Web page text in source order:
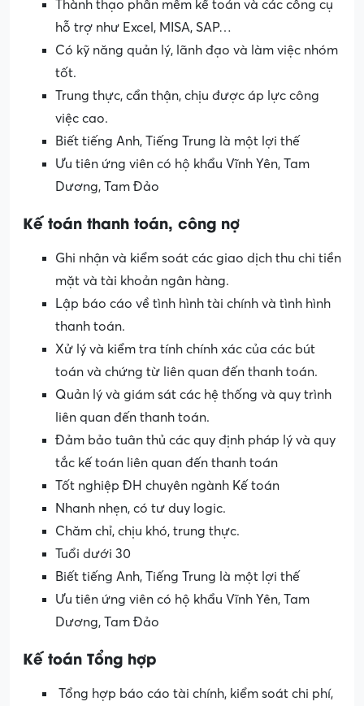
Thành thạo phần mềm kế toán và các công cụ
hỗ trợ như Excel, MISA, SAP…
Có kỹ năng quản lý, lãnh đạo và làm việc nhóm
tốt.
Trung thực, cẩn thận, chịu được áp lực công
việc cao.
Biết tiếng Anh, Tiếng Trung là một lợi thế
Ưu tiên ứng viên có hộ khẩu Vĩnh Yên, Tam
Dương, Tam Đảo
Kế toán thanh toán, công nợ
Ghi nhận và kiểm soát các giao dịch thu chi tiền
mặt và tài khoản ngân hàng.
Lập báo cáo về tình hình tài chính và tình hình
thanh toán.
Xử lý và kiểm tra tính chính xác của các bút
toán và chứng từ liên quan đến thanh toán.
Quản lý và giám sát các hệ thống và quy trình
liên quan đến thanh toán.
Đảm bảo tuân thủ các quy định pháp lý và quy
tắc kế toán liên quan đến thanh toán
Tốt nghiệp ĐH chuyên ngành Kế toán
Nhanh nhẹn, có tư duy logic.
Chăm chỉ, chịu khó, trung thực.
Tuổi dưới 30
Biết tiếng Anh, Tiếng Trung là một lợi thế
Ưu tiên ứng viên có hộ khẩu Vĩnh Yên, Tam
Dương, Tam Đảo
Kế toán Tổng hợp
Tổng hợp báo cáo tài chính, kiểm soát chi phí,